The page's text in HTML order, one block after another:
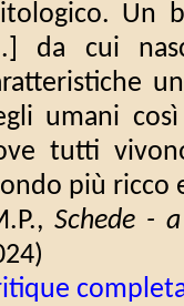
Un
da cui
umani
tutti
più ricco
Schede -